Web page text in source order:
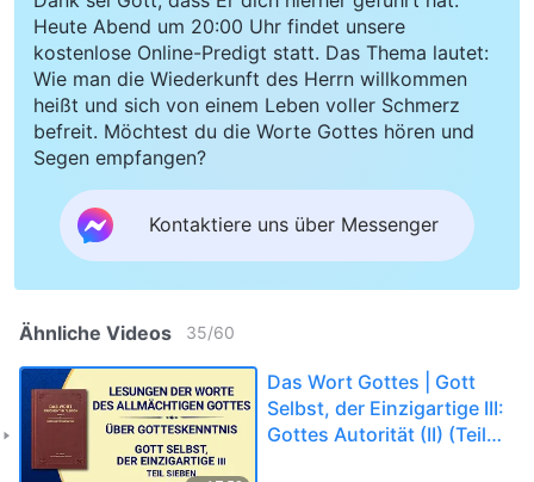
Heute Abend um 20:00 Uhr findet unsere
kostenlose Online-Predigt statt. Das Thema lautet:
Wie man die Wiederkunft des Herrn willkommen
heißt und sich von einem Leben voller Schmerz
befreit. Möchtest du die Worte Gottes hören und
Segen empfangen?
Kontaktiere uns über Messenger
Ähnliche Videos 35/60
Das Wort Gottes | Gott
Selbst, der Einzigartige III:
Gottes Autorität (II) (Teil